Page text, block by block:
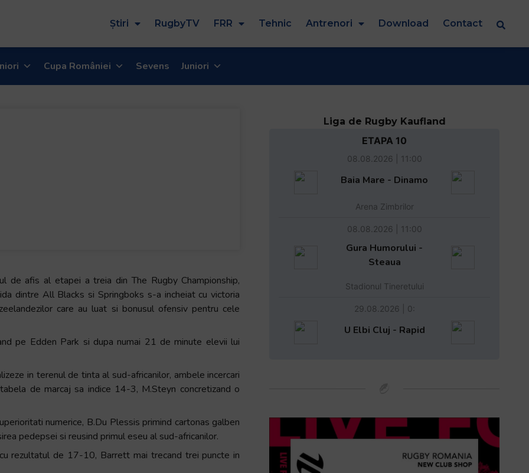
Știri RugbyTV FRR Tehnic Antrenori Download Contact
Cupa României Sevens Juniori
de afis al etapei a treia din The Rugby Championship,
dintre All Blacks si Springboks s-a incheiat cu victoria
care au luat si bonusul ofensiv pentru cele
pe Edden Park si dupa numai 21 de minute elevii lui
in terenul de tinta al sud-africanilor, ambele incercari
de marcaj sa indice 14-3, M.Steyn concretizand o
numerice, B.Du Plessis primind cartonas galben
pedepsei si reusind primul eseu al sud-africanilor.
rezultatul de 17-10, Barrett mai trecand trei puncte in
Liga de Rugby Kaufland
ETAPA 10
08.08.2026 | 11:00
Baia Mare - Dinamo
Arena Zimbrilor
08.08.2026 | 11:00
Gura Humorului -
Steaua
Stadionul Tineretului
29.08.2026 | 0:
U Elbi Cluj - Rapid